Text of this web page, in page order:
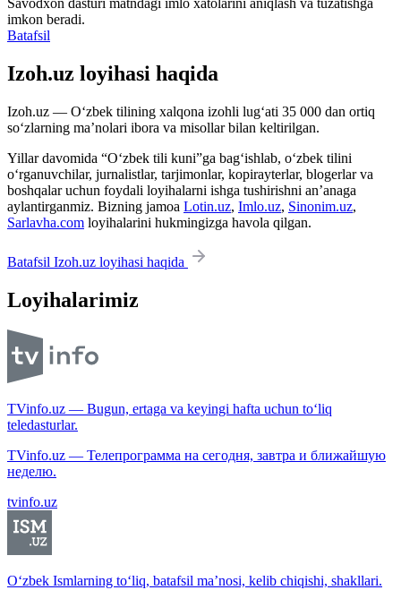
imkon beradi.
Batafsil
Izoh.uz loyihasi haqida
Izoh.uz — O‘zbek tilining xalqona izohli lug‘ati 35 000 dan ortiq
so‘zlarning ma’nolari ibora va misollar bilan keltirilgan.
Yillar davomida “O‘zbek tili kuni”ga bag‘ishlab, o‘zbek tilini
o‘rganuvchilar, jurnalistlar, tarjimonlar, kopirayterlar, blogerlar va
boshqalar uchun foydali loyihalarni ishga tushirishni an’anaga
aylantirganmiz. Bizning jamoa Lotin.uz, Imlo.uz, Sinonim.uz,
Sarlavha.com loyihalarini hukmingizga havola qilgan.
Batafsil Izoh.uz loyihasi haqida
Loyihalarimiz
TVinfo.uz — Bugun, ertaga va keyingi hafta uchun to‘liq
teledasturlar.
TVinfo.uz — Телепрограмма на сегодня, завтра и ближайшую
неделю.
tvinfo.uz
O‘zbek Ismlarning to‘liq, batafsil ma’nosi, kelib chiqishi, shakllari.